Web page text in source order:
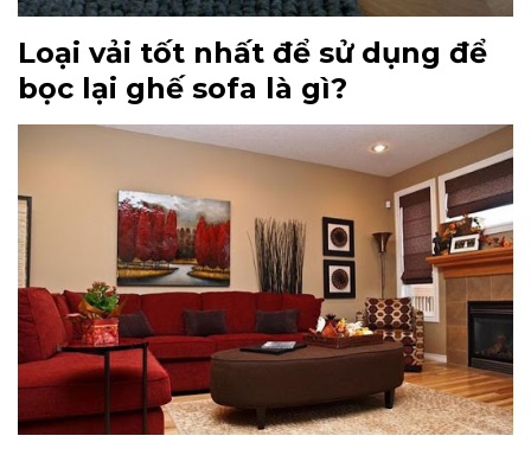
Loại vải tốt nhất để sử dụng để
bọc lại ghế sofa là gì?